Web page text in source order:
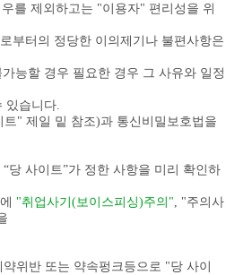
를 제외하고는 "이용자" 편리성을 위
부터의 정당한 이의제기나 불편사항은
능할 경우 필요한 경우 그 사유와 일정
습니다.
" 제일 밑 참조)과 통신비밀보호법을
당 사이트”가 정한 사항을 미리 확인하
"취업사기(보이스피싱)주의", "주의사
위반 또는 약속펑크등으로 "당 사이